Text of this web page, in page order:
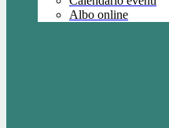
Albo online